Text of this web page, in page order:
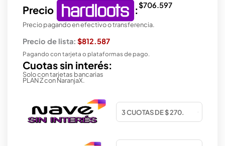
Precio :$706.597
Precio pagando en efectivo o transferencia.
Precio de lista: $812.587
Pagando con tarjeta o plataformas de pago.
Cuotas sin interés:
Solo con tarjetas bancarias
PLAN Z con NaranjaX.